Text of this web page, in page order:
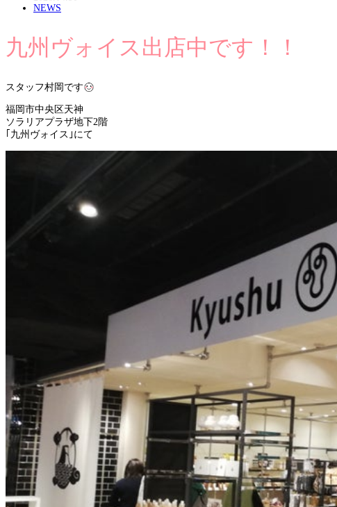
NEWS
九州ヴォイス出店中です！！
スタッフ村岡です
福岡市中央区天神
ソラリアプラザ地下2階
｢九州ヴォイス｣にて